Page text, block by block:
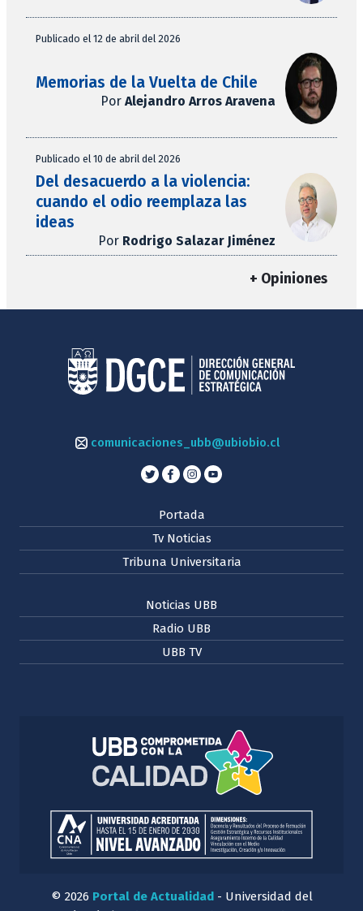
Publicado el 12 de abril del 2026
Memorias de la Vuelta de Chile
Por Alejandro Arros Aravena
Publicado el 10 de abril del 2026
Del desacuerdo a la violencia:
cuando el odio reemplaza las
ideas
Por Rodrigo Salazar Jiménez
+ Opiniones
comunicaciones_ubb@ubiobio.cl
Portada
Tv Noticias
Tribuna Universitaria
Noticias UBB
Radio UBB
UBB TV
© 2026 Portal de Actualidad- Universidad del